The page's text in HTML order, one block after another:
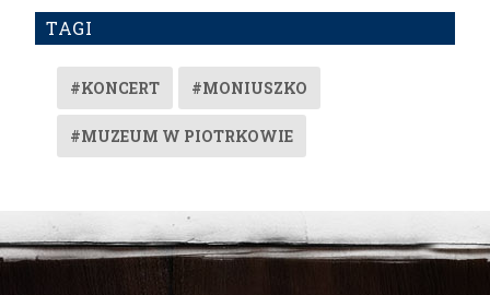
TAGI
#KONCERT #MONIUSZKO
#MUZEUM W PIOTRKOWIE